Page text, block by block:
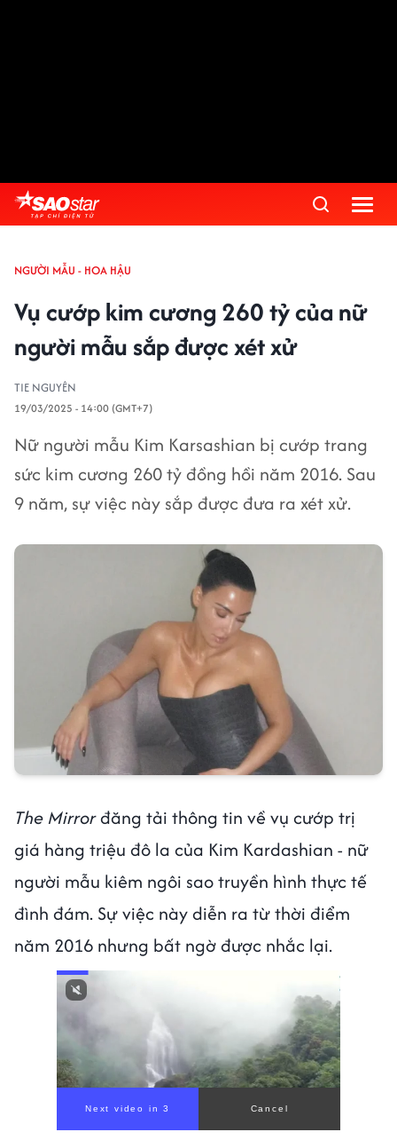
NGƯỜI MẪU - HOA HẬU
Vụ cướp kim cương 260 tỷ của nữ
người mẫu sắp được xét xử
TIE NGUYÊN
19/03/2025 - 14:00 (GMT+7)
Nữ người mẫu Kim Karsashian bị cướp trang
sức kim cương 260 tỷ đồng hồi năm 2016. Sau
9 năm, sự việc này sắp được đưa ra xét xử.
The Mirrorđăng tải thông tin về vụ cướp trị
giá hàng triệu đô la của Kim Kardashian - nữ
người mẫu kiêm ngôi sao truyền hình thực tế
đình đám. Sự việc này diễn ra từ thời điểm
năm 2016 nhưng bất ngờ được nhắc lại.
Next video in 1 Cancel